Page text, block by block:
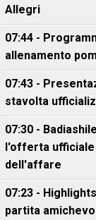
Allegri
07:44 -
allenamento
07:43 -
stavolta
07:30 -
l'offerta ufficiale
dell'affare
07:23 -
partita